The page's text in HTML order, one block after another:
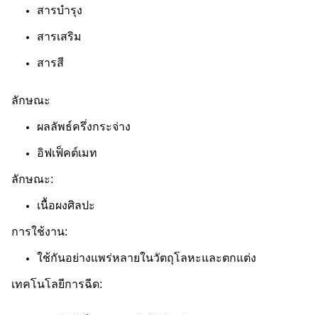
สารบํารุง
สารเสริม
สารสี
ลักษณะ
ผลลัพธ์ครึ่งกระจ่าง
อิฟเฟ็คต์เมท
ลักษณะ:
เนื้อผงศิลปะ
การใช้งาน:
ใช้กันอย่างแพร่หลายในวัตถุโลหะและตกแต่ง
เทคโนโลยีการฉีด: